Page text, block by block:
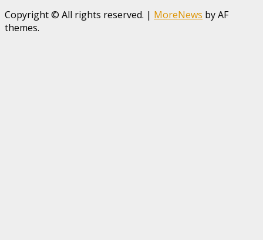
Copyright © All rights reserved. | MoreNews by AF
themes.